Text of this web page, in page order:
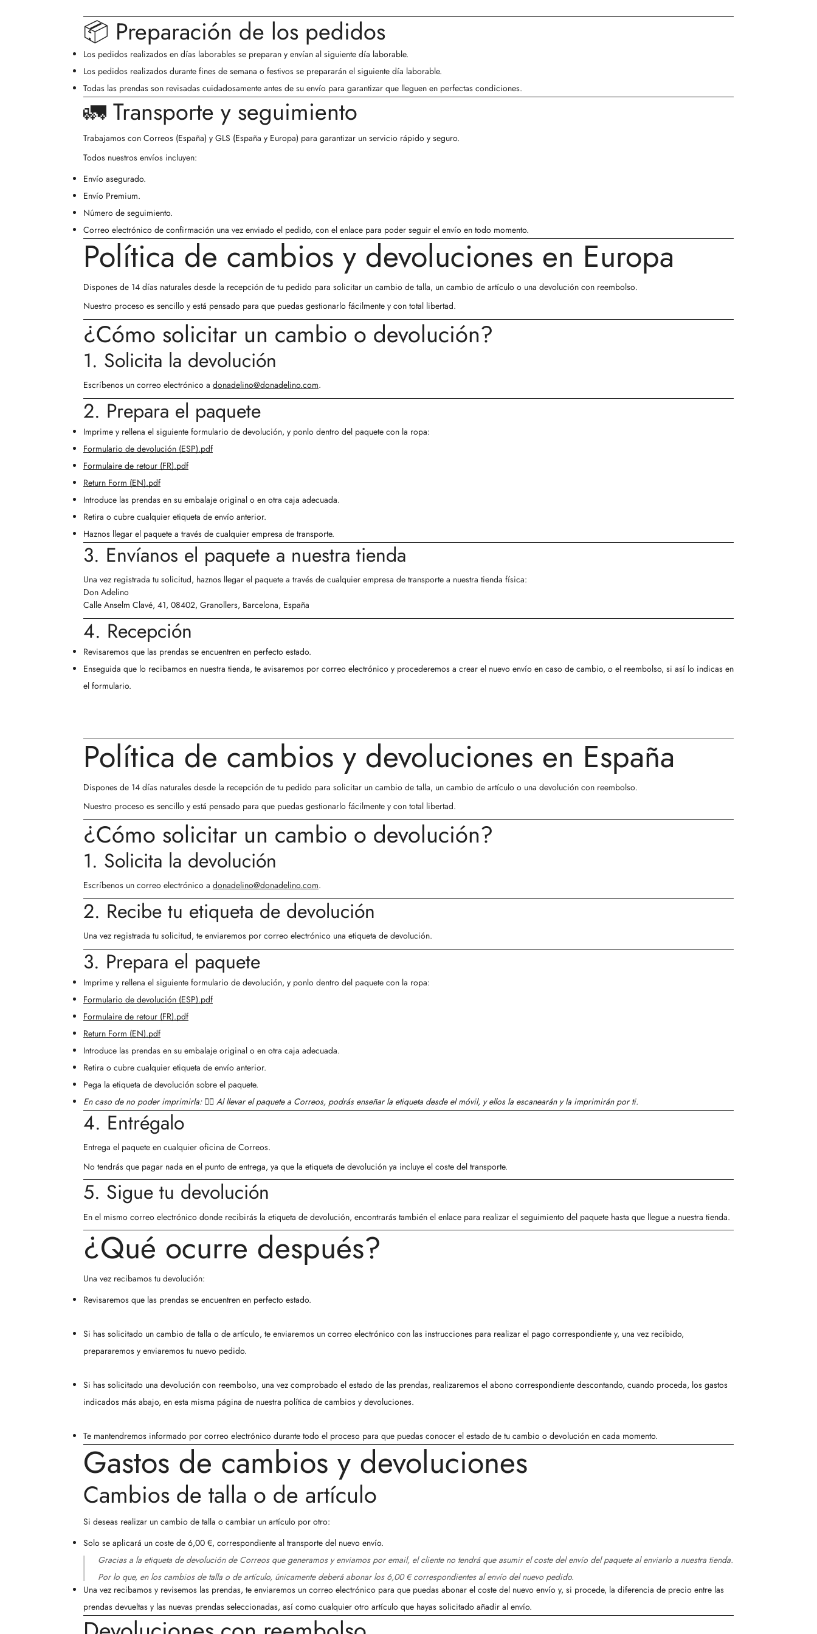
📦 Preparación de los pedidos
Los pedidos realizados en días laborables se preparan y envían al siguiente día laborable.
Los pedidos realizados durante fines de semana o festivos se prepararán el siguiente día laborable.
Todas las prendas son revisadas cuidadosamente antes de su envío para garantizar que lleguen en perfectas condiciones.
🚛 Transporte y seguimiento
Trabajamos con Correos (España) y GLS (España y Europa) para garantizar un servicio rápido y seguro.
Todos nuestros envíos incluyen:
Envío asegurado.
Envío Premium.
Número de seguimiento.
Correo electrónico de confirmación una vez enviado el pedido, con el enlace para poder seguir el envío en todo momento.
Política de cambios y devoluciones en Europa
Dispones de 14 días naturales desde la recepción de tu pedido para solicitar un cambio de talla, un cambio de artículo o una devolución con reembolso.
Nuestro proceso es sencillo y está pensado para que puedas gestionarlo fácilmente y con total libertad.
¿Cómo solicitar un cambio o devolución?
1. Solicita la devolución
Escríbenos un correo electrónico a donadelino@donadelino.com.
2. Prepara el paquete
Imprime y rellena el siguiente formulario de devolución, y ponlo dentro del paquete con la ropa:
Formulario de devolución (ESP).pdf
Formulaire de retour (FR).pdf
Return Form (EN).pdf
Introduce las prendas en su embalaje original o en otra caja adecuada.
Retira o cubre cualquier etiqueta de envío anterior.
Haznos llegar el paquete a través de cualquier empresa de transporte.
3. Envíanos el paquete a nuestra tienda
Una vez registrada tu solicitud, haznos llegar el paquete a través de cualquier empresa de transporte a nuestra tienda física:
Don Adelino
Calle Anselm Clavé, 41, 08402, Granollers, Barcelona, España
4. Recepción
Revisaremos que las prendas se encuentren en perfecto estado.
Enseguida que lo recibamos en nuestra tienda, te avisaremos por correo electrónico y procederemos a crear el nuevo envío en caso de cambio, o el reembolso, si así lo indicas en
el formulario.
Política de cambios y devoluciones en España
Dispones de 14 días naturales desde la recepción de tu pedido para solicitar un cambio de talla, un cambio de artículo o una devolución con reembolso.
Nuestro proceso es sencillo y está pensado para que puedas gestionarlo fácilmente y con total libertad.
¿Cómo solicitar un cambio o devolución?
1. Solicita la devolución
Escríbenos un correo electrónico a donadelino@donadelino.com.
2. Recibe tu etiqueta de devolución
Una vez registrada tu solicitud, te enviaremos por correo electrónico una etiqueta de devolución.
3. Prepara el paquete
Imprime y rellena el siguiente formulario de devolución, y ponlo dentro del paquete con la ropa:
Formulario de devolución (ESP).pdf
Formulaire de retour (FR).pdf
Return Form (EN).pdf
Introduce las prendas en su embalaje original o en otra caja adecuada.
Retira o cubre cualquier etiqueta de envío anterior.
Pega la etiqueta de devolución sobre el paquete.
En caso de no poder imprimirla: 👉🏻 Al llevar el paquete a Correos, podrás enseñar la etiqueta desde el móvil, y ellos la escanearán y la imprimirán por ti.
4. Entrégalo
Entrega el paquete en cualquier oficina de Correos.
No tendrás que pagar nada en el punto de entrega, ya que la etiqueta de devolución ya incluye el coste del transporte.
5. Sigue tu devolución
En el mismo correo electrónico donde recibirás la etiqueta de devolución, encontrarás también el enlace para realizar el seguimiento del paquete hasta que llegue a nuestra tienda.
¿Qué ocurre después?
Una vez recibamos tu devolución:
Revisaremos que las prendas se encuentren en perfecto estado.
Si has solicitado un cambio de talla o de artículo, te enviaremos un correo electrónico con las instrucciones para realizar el pago correspondiente y, una vez recibido,
prepararemos y enviaremos tu nuevo pedido.
Si has solicitado una devolución con reembolso, una vez comprobado el estado de las prendas, realizaremos el abono correspondiente descontando, cuando proceda, los gastos
indicados más abajo, en esta misma página de nuestra política de cambios y devoluciones.
Te mantendremos informado por correo electrónico durante todo el proceso para que puedas conocer el estado de tu cambio o devolución en cada momento.
Gastos de cambios y devoluciones
Cambios de talla o de artículo
Si deseas realizar un cambio de talla o cambiar un artículo por otro:
Solo se aplicará un coste de 6,00 €, correspondiente al transporte del nuevo envío.
Gracias a la etiqueta de devolución de Correos que generamos y enviamos por email, el cliente no tendrá que asumir el coste del envío del paquete al enviarlo a nuestra tienda.
Por lo que, en los cambios de talla o de artículo, únicamente deberá abonar los 6,00 € correspondientes al envío del nuevo pedido.
Una vez recibamos y revisemos las prendas, te enviaremos un correo electrónico para que puedas abonar el coste del nuevo envío y, si procede, la diferencia de precio entre las
prendas devueltas y las nuevas prendas seleccionadas, así como cualquier otro artículo que hayas solicitado añadir al envío.